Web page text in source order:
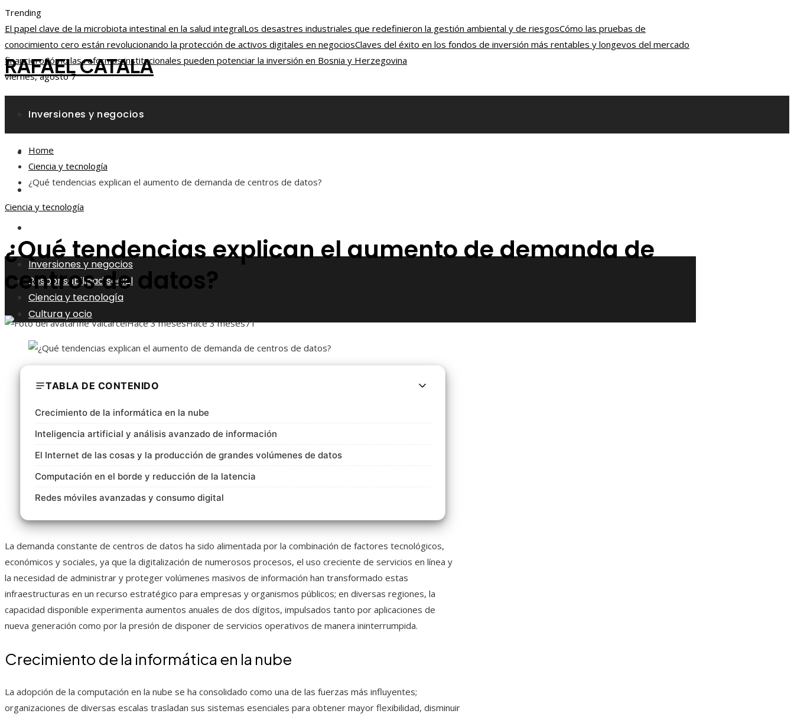
Trending
El papel clave de la microbiota intestinal en la salud integralLos desastres industriales que redefinieron la gestión ambiental y de riesgosCómo las pruebas de
conocimiento cero están revolucionando la protección de activos digitales en negociosClaves del éxito en los fondos de inversión más rentables y longevos del mercado
financieroCómo las reformas institucionales pueden potenciar la inversión en Bosnia y Herzegovina
viernes, agosto 7
RAFAEL CATALA
Inversiones y negocios
Responsabilidad social
Ciencia y tecnología
Inversiones y negocios
Responsabilidad social
Ciencia y tecnología
Cultura y ocio
Home
Ciencia y tecnología
¿Qué tendencias explican el aumento de demanda de centros de datos?
Ciencia y tecnología
¿Qué tendencias explican el aumento de demanda de
centros de datos?
Iné ValcárcelHace 3 mesesHace 3 meses71
TABLA DE CONTENIDO
Crecimiento de la informática en la nube
Inteligencia artificial y análisis avanzado de información
El Internet de las cosas y la producción de grandes volúmenes de datos
Computación en el borde y reducción de la latencia
Redes móviles avanzadas y consumo digital
La demanda constante de centros de datos ha sido alimentada por la combinación de factores tecnológicos,
económicos y sociales, ya que la digitalización de numerosos procesos, el uso creciente de servicios en línea y
la necesidad de administrar y proteger volúmenes masivos de información han transformado estas
infraestructuras en un recurso estratégico para empresas y organismos públicos; en diversas regiones, la
capacidad disponible experimenta aumentos anuales de dos dígitos, impulsados tanto por aplicaciones de
nueva generación como por la presión de disponer de servicios operativos de manera ininterrumpida.
Crecimiento de la informática en la nube
La adopción de la computación en la nube se ha consolidado como una de las fuerzas más influyentes;
organizaciones de diversas escalas trasladan sus sistemas esenciales para obtener mayor flexibilidad, disminuir